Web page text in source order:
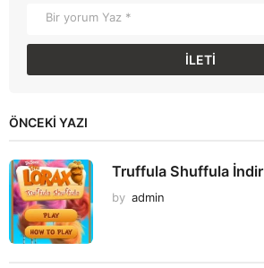
ÖNCEKI YAZI
Truffula Shuffula İndir
by admin